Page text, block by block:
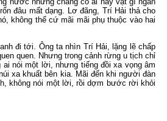
đâu mất dạng. Lơ đãng, Trí Hải thả cho
không thể cứ mãi mãi phụ thuộc vào hai
đi tới. Ông ta nhìn Trí Hải, lặng lẽ chấp
quen. Nhưng trong cảnh rừng u tịch chỉ
nói một lời, nhưng tiếng đồi xa vọng âm
xa khuất bên kia. Mãi đến khi người đàn
không nói một lời, rồi dợm bước rời khỏi